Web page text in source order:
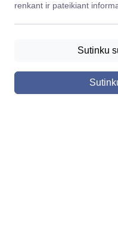
renkant ir pateikiant
Sutinku